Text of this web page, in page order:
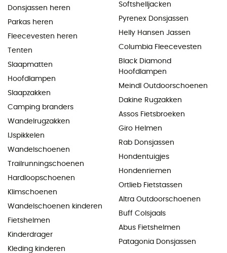
Donsjassen heren
Parkas heren
Fleecevesten heren
Tenten
Slaapmatten
Hoofdlampen
Slaapzakken
Camping branders
Wandelrugzakken
IJspikkelen
Wandelschoenen
Trailrunningschoenen
Hardloopschoenen
Klimschoenen
Wandelschoenen kinderen
Fietshelmen
Kinderdrager
Kleding kinderen
Softshelljacken
Pyrenex Donsjassen
Helly Hansen Jassen
Columbia Fleecevesten
Black Diamond
Hoofdlampen
Meindl Outdoorschoenen
Dakine Rugzakken
Assos Fietsbroeken
Giro Helmen
Rab Donsjassen
Hondentuigjes
Hondenriemen
Ortlieb Fietstassen
Altra Outdoorschoenen
Buff Colsjaals
Abus Fietshelmen
Patagonia Donsjassen